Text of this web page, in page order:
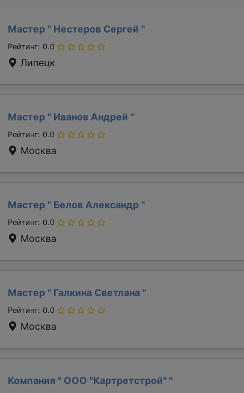
Мастер " Нестеров Сергей "
Рейтинг: 0.0
Липецк
Мастер " Иванов Андрей "
Рейтинг: 0.0
Москва
Мастер " Белов Александр "
Рейтинг: 0.0
Москва
Мастер " Галкина Светлана "
Рейтинг: 0.0
Москва
Компания " ООО "Картретстрой" "